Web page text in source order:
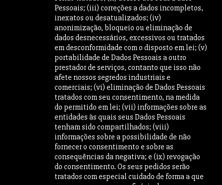
Pessoais; (iii) correções a dados incompletos,
inexatos ou desatualizados; (iv)
anonimização, bloqueio ou eliminação de
dados desnecessários, excessivos ou tratados
em desconformidade com o disposto em lei; (v)
portabilidade de Dados Pessoais a outro
prestador de serviços, contanto que isso não
afete nossos segredos industriais e
comerciais; (vi) eliminação de Dados Pessoais
tratados com seu consentimento, na medida
do permitido em lei; (vii) informações sobre as
entidades às quais seus Dados Pessoais
tenham sido compartilhados; (viii)
informações sobre a possibilidade de não
fornecer o consentimento e sobre as
consequências da negativa; e (ix) revogação
do consentimento. Os seus pedidos serão
tratados com especial cuidado de forma a que